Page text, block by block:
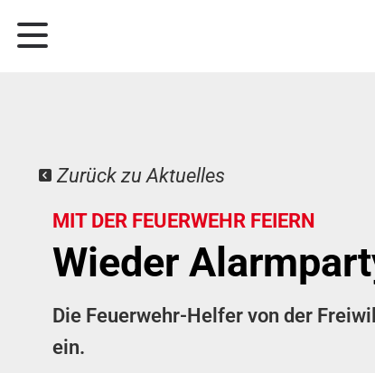
Zurück zu Aktuelles
MIT DER FEUERWEHR FEIERN
Wieder
Die Feuerwehr-Helfer von der
ein.